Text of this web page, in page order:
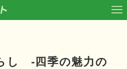
し ‐四季の魅力の